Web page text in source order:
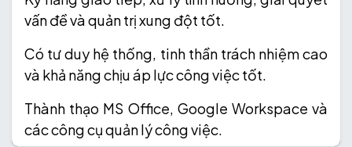
vấn đề và quản trị xung đột tốt.
Có tư duy hệ thống, tinh thần trách nhiệm cao
và khả năng chịu áp lực công việc tốt.
Thành thạo MS Office, Google Workspace và
các công cụ quản lý công việc.